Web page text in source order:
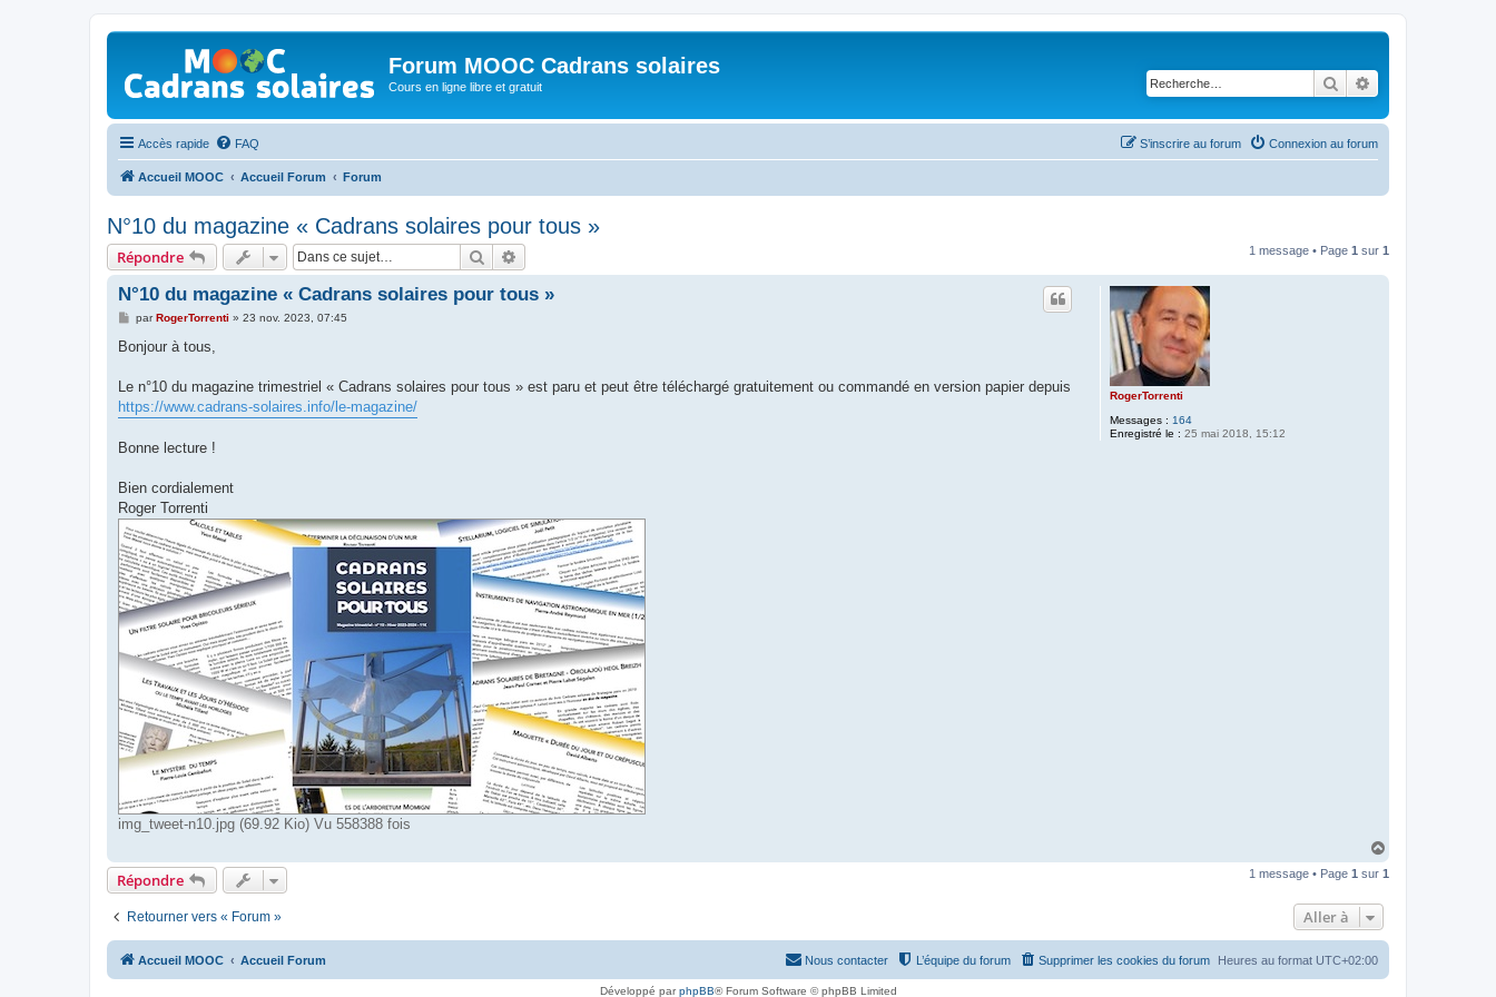
Forum MOOC Cadrans solaires
Cours en ligne libre et gratuit Rechercher
Accès rapide FAQ Connexion au forum
S’inscrire au forum
Accueil MOOC Accueil Forum Forum
N°10 du magazine « Cadrans solaires pour tous »
Répondre Rechercher 1 message • Page 1 sur 1
RogerTorrenti
Messages : 164
Enregistré le : 25 mai 2018, 15:12
N°10 du magazine « Cadrans solaires pour tous »
M
s
g
parRogerTorrenti » 23 nov. 2023, 07:45
Bonjour à tous,
Le n°10 du magazine trimestriel « Cadrans solaires pour tous » est paru et peut être téléchargé gratuitement ou commandé en version papier depuis
https://www.cadrans-solaires.info/le-magazine/
Bonne lecture !
Bien cordialement
Roger Torrenti
img_tweet-n10.jpg (69.92 Kio) Vu 558388 fois
u
Répondre 1 message • Page 1 sur 1
Retourner vers « Forum » Aller à
Accueil MOOC Accueil Forum Heures au format UTC+02:00
Supprimer les cookies du forum
L’équipe du forum
Nous contacter
Développé parphpBB® Forum Software © phpBB Limited